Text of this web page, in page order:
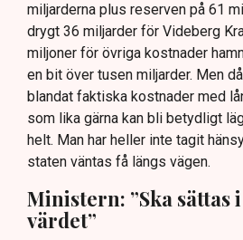
miljarderna plus reserven på 61
drygt 36 miljarder för Videberg
miljoner för övriga kostnader
en bit över tusen miljarder. Men
blandat faktiska kostnader med
som lika gärna kan bli betydligt
helt. Man har heller inte tagit
staten väntas få längs vägen.
Ministern: ”Ska
värdet”